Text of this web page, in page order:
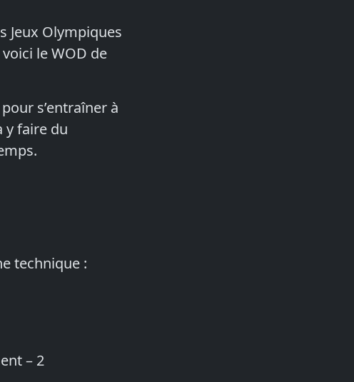
Jeux Olympiques
le WOD de
s’entraîner à
y faire du
technique :
– 2